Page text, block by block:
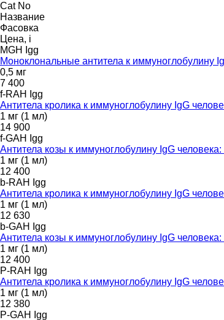
Cat No
Название
Фасовка
Цена, i
MGH Igg
Моноклональные антитела к иммуноглобулину
0,5 мг
7 400
f-RAH Igg
Антитела кролика к иммуноглобулину IgG
1 мг (1 мл)
14 900
f-GAH Igg
Антитела козы к иммуноглобулину IgG
1 мг (1 мл)
12 400
b-RAH Igg
Антитела кролика к иммуноглобулину IgG
1 мг (1 мл)
12 630
b-GAH Igg
Антитела козы к иммуноглобулину IgG человека:
1 мг (1 мл)
12 400
P-RAH Igg
Антитела кролика к иммуноглобулину IgG
1 мг (1 мл)
12 380
P-GAH Igg